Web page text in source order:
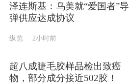
泽连斯基：乌美就“爱国者”导
弹供应达成协议
纵览 2小时前
超八成睫毛胶样品检出致癌
物，部分成分接近502胶！